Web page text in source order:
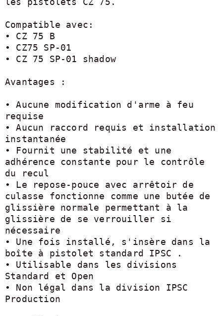
Compatible avec:
• CZ 75 B
• CZ75 SP-01
• CZ 75 SP-01 shadow
Avantages :
• Aucune modification d'arme à feu
requise
• Aucun raccord requis et installation
instantanée
• Fournit une stabilité et une
adhérence constante pour le contrôle
du recul
• Le repose-pouce avec arrêtoir de
culasse fonctionne comme une butée de
glissière normale permettant à la
glissière de se verrouiller si
nécessaire
• Une fois installé, s'insère dans la
boîte à pistolet standard IPSC .
• Utilisable dans les divisions
Standard et Open
• Non légal dans la division IPSC
Production